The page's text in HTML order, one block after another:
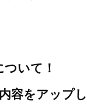
いて！
容をアップ